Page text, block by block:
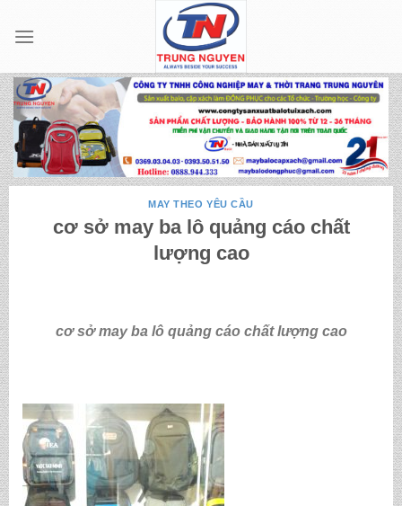
MAY THEO YÊU CẦU
cơ sở may ba lô quảng cáo chất
lượng cao
cơ sở may ba lô quảng cáo chất lượng cao